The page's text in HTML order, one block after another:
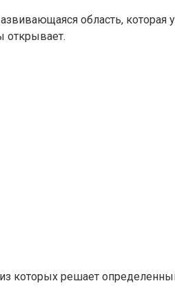
область,
открывает.
которых решает